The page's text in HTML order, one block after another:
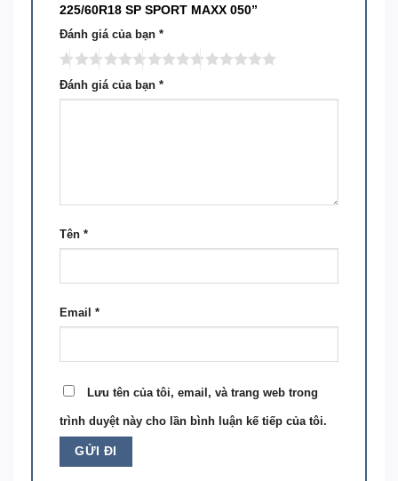
225/60R18 SP SPORT MAXX 050”
Đánh giá của bạn *
Đánh giá của bạn *
Tên *
Email *
Lưu tên của tôi, email, và trang web trong
trình duyệt này cho lần bình luận kế tiếp của tôi.